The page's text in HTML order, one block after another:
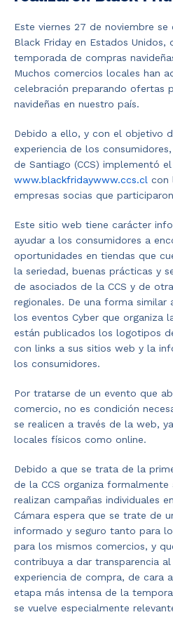
Este viernes 27 de noviembre
Black Friday en Estados Unidos,
temporada de compras
Muchos comercios locales han
celebración preparando ofertas
navideñas en nuestro país.
Debido a ello, y con el objetivo
experiencia de los
de Santiago (CCS) implementó
www.blackfridaywww.ccs.cl con
empresas socias que
Este sitio web tiene carácter
ayudar a los consumidores a
oportunidades en tiendas que
la seriedad, buenas prácticas y
de asociados de la CCS y de
regionales. De una forma similar
los eventos Cyber que organiza
están publicados los logotipos
con links a sus sitios web y la
los consumidores.
Por tratarse de un evento que
comercio, no es condición
se realicen a través de la web,
locales físicos como online.
Debido a que se trata de la
de la CCS organiza formalmente
realizan campañas individuales
Cámara espera que se trate de
informado y seguro tanto para
para los mismos comercios, y
contribuya a dar transparencia
experiencia de compra, de cara
etapa más intensa de la
se vuelve especialmente